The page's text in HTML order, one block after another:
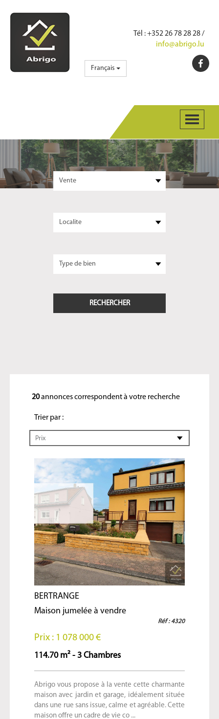
Tél : +352 26 78 28 28 /
info@abrigo.lu
Français
20annonces correspondent à votre recherche
Trier par :
Prix
BERTRANGE
Maison jumelée à vendre
Réf : 4320
Prix : 1 078 000 €
114.70 m² - 3 Chambres
Abrigo vous propose à la vente cette charmante
maison avec jardin et garage, idéalement située
dans une rue sans issue, calme et agréable. Cette
maison offre un cadre de vie co ...